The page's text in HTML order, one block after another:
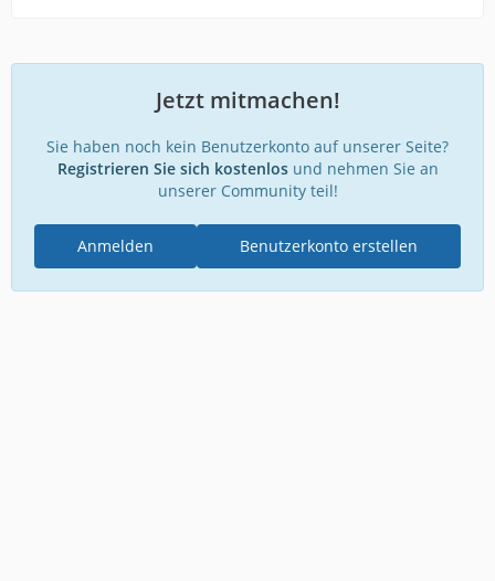
Jetzt mitmachen!
Sie haben noch kein Benutzerkonto auf unserer Seite?
Registrieren Sie sich kostenlosund nehmen Sie an
unserer Community teil!
Benutzerkonto erstellen
Anmelden